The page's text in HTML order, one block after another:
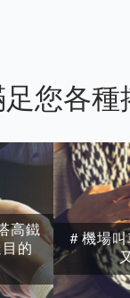
您各種
高鐵
的
＃機場